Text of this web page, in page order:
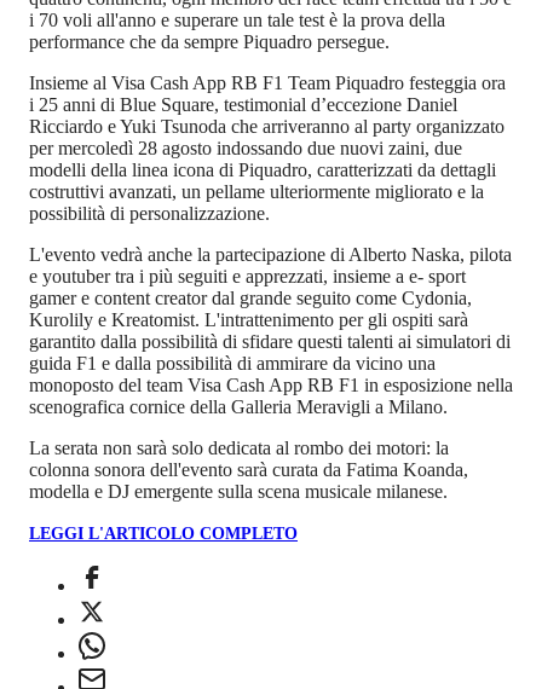
i 70 voli all'anno e superare un tale test è la prova della
performance che da sempre Piquadro persegue.
Insieme al Visa Cash App RB F1 Team Piquadro festeggia ora
i 25 anni di Blue Square, testimonial d’eccezione Daniel
Ricciardo e Yuki Tsunoda che arriveranno al party organizzato
per mercoledì 28 agosto indossando due nuovi zaini, due
modelli della linea icona di Piquadro, caratterizzati da dettagli
costruttivi avanzati, un pellame ulteriormente migliorato e la
possibilità di personalizzazione.
L'evento vedrà anche la partecipazione di Alberto Naska, pilota
e youtuber tra i più seguiti e apprezzati, insieme a e- sport
gamer e content creator dal grande seguito come Cydonia,
Kurolily e Kreatomist. L'intrattenimento per gli ospiti sarà
garantito dalla possibilità di sfidare questi talenti ai simulatori di
guida F1 e dalla possibilità di ammirare da vicino una
monoposto del team Visa Cash App RB F1 in esposizione nella
scenografica cornice della Galleria Meravigli a Milano.
La serata non sarà solo dedicata al rombo dei motori: la
colonna sonora dell'evento sarà curata da Fatima Koanda,
modella e DJ emergente sulla scena musicale milanese.
LEGGI L'ARTICOLO COMPLETO